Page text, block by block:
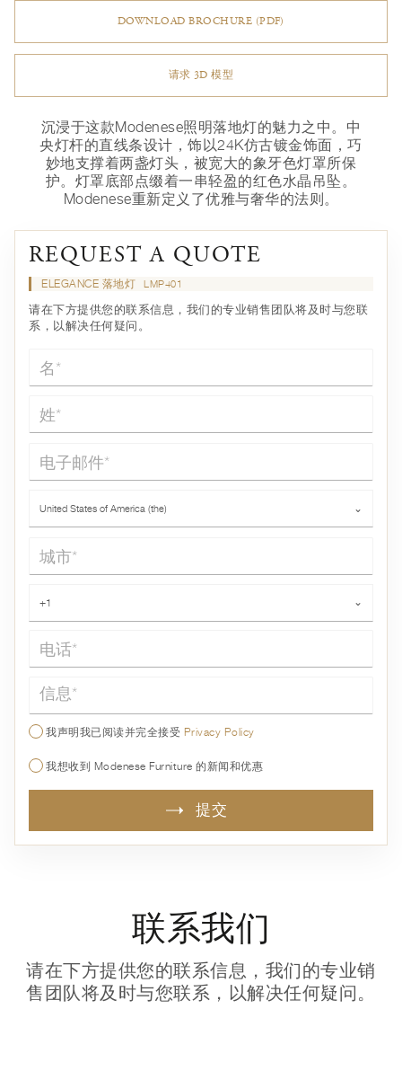
DOWNLOAD BROCHURE (PDF)
请求 3D 模型
沉浸于这款Modenese照明落地灯的魅力之中。中
央灯杆的直线条设计，饰以24K仿古镀金饰面，巧
妙地支撑着两盏灯头，被宽大的象牙色灯罩所保
护。灯罩底部点缀着一串轻盈的红色水晶吊坠。
Modenese重新定义了优雅与奢华的法则。
REQUEST A QUOTE
ELEGANCE 落地灯 LMP401
请在下方提供您的联系信息，我们的专业销售团队将及时与您联
系，以解决任何疑问。
名*
姓*
电子邮件*
United States of America (the) ⌄
城市*
+1 ⌄
信息*
我声明我已阅读并完全接受 Privacy Policy
我想收到 Modenese Furniture 的新闻和优惠
提交
联系我们
请在下方提供您的联系信息，我们的专业销
售团队将及时与您联系，以解决任何疑问。